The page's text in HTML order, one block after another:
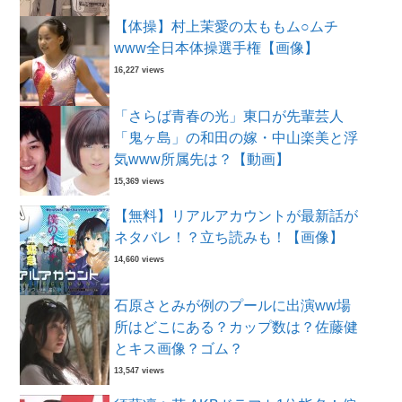
【体操】村上茉愛の太ももム○ムチ
www全日本体操選手権【画像】
16,227 views
「さらば青春の光」東口が先輩芸人
「鬼ヶ島」の和田の嫁・中山楽美と浮
気www所属先は？【動画】
15,369 views
【無料】リアルアカウントが最新話が
ネタバレ！？立ち読みも！【画像】
14,660 views
石原さとみが例のプールに出演ww場
所はどこにある？カップ数は？佐藤健
とキス画像？ゴム？
13,547 views